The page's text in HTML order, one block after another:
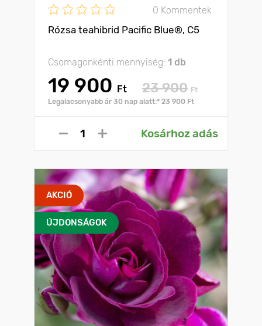
0 Kommentek
Rózsa teahibrid Pacific Blue®, C5
Csomagonkénti mennyiség: 1 db
19 900 Ft 23 900 Ft
Legalacsonyabb ár 30 nap alatt:* 23 900 Ft
Kosárhoz adás
AKCIÓ
ÚJDONSÁGOK